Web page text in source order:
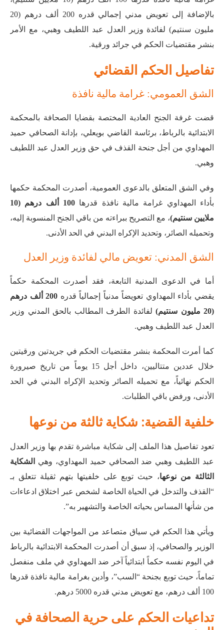
بالإضافة إلى تعويض مدني إجمالي قدره 200 ألف درهم (20
مليون سنتيم) لفائدة وزير العدل عبد اللطيف وهبي، مع الأمر
بنشر مقتضيات الحكم في جرائد ورقية.
تفاصيل الحكم القضائي
الشق العمومي: غرامة مالية نافذة
قضت غرفة الجنح العادية المختصة بقضايا الصحافة بالمحكمة
الابتدائية بالرباط، برئاسة القاضي بويعلي، بإدانة الصحافي حميد
المهداوي من أجل جنحة القذف في حق وزير العدل عبد اللطيف
وهبي.
وفي الشق المتعلق بالدعوى العمومية، أصدرت المحكمة حكمها
بأداء المهداوي غرامة مالية نافذة قدرها
100 ألف درهم (10
ملايين سنتيم)، مع التصريح ببراءته من باقي الجنح المنسوبة إليه،
وتحميله الصائر، وتحديد الإكراه البدني في الحد الأدنى.
الشق المدني: تعويض مالي لفائدة وزير العدل
أما في الدعوى المدنية التابعة، فقد أصدرت المحكمة حكماً
يقضي بأداء المهداوي تعويضاً مدنياً إجمالياً قدره
200 ألف درهم
(20 مليون سنتيم)
لفائدة الطرف المطالب بالحق المدني وزير
العدل عبد اللطيف وهبي.
كما أمرت المحكمة بنشر مقتضيات الحكم في جريدتين ورقيتين
خلال عددين متتاليين، داخل أجل 15 يوماً من تاريخ صيرورة
الحكم نهائياً، مع تحميله الصائر وتحديد الإكراه البدني في الحد
الأدنى، ورفض باقي الطلبات.
خلفية القضية: شكاية ثالثة من نوعها
تعود تفاصيل هذا الملف إلى شكاية مباشرة تقدم بها وزير العدل
عبد اللطيف وهبي ضد الصحافي حميد المهداوي، وهي
الشكاية
الثالثة من نوعها، حيث توبع على خلفيتها بتهم ثقيلة تتعلق بـ
“القذف والتدخل في الحياة الخاصة لشخص عبر اختلاق ادعاءات
من شأنها المساس بحياته الخاصة والتشهير به”.
ويأتي هذا الحكم في سياق متصاعد من المواجهات القضائية بين
الوزير والصحافي، إذ سبق أن أصدرت المحكمة الابتدائية بالرباط
في اليوم نفسه حكماً ابتدائياً آخر ضد المهداوي في ملف منفصل
تماماً، حيث توبع بجنحة “السب”، وأدين بغرامة مالية نافذة قدرها
100 ألف درهم، مع تعويض مدني قدره 5000 درهم
.
تداعيات الحكم على حرية الصحافة في